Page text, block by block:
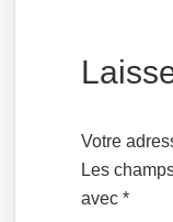
Votre
Les
avec*